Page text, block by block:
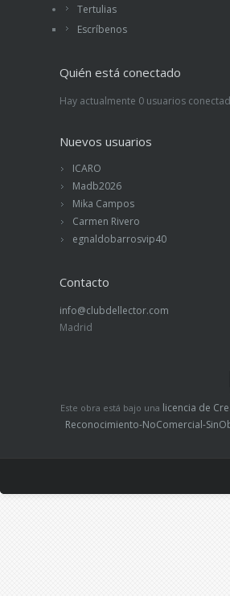
Tertulias
Escríbenos
Quién está conectado
Hay actualmente 0 usuarios
Nuevos usuarios
ICARO
Madb2026
Mika Campos
Carmen Rivero
egnaldobarrosvip40
Contacto
info@clubdellector.com
Madrid
Este obra está bajo una licencia de
Reconocimiento-NoComercial-